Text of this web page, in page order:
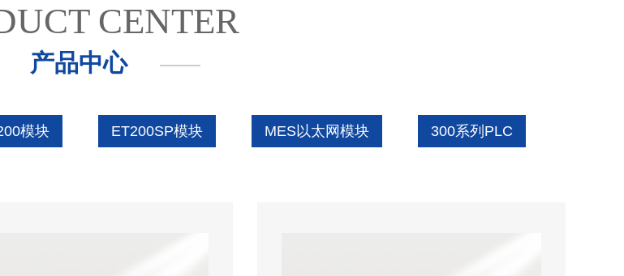
CENTER
产品中心
模块 ET200SP模块 MES以太网模块 300系列PLC